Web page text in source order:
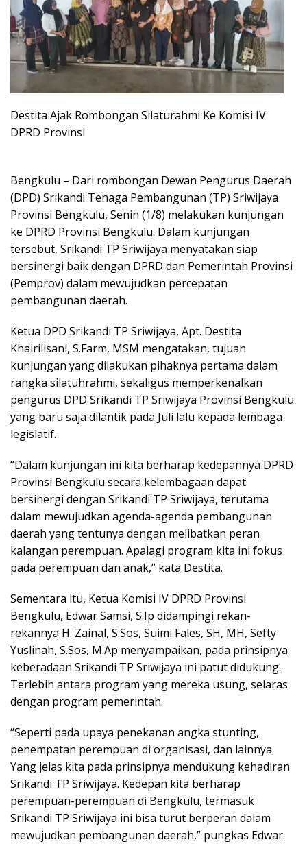
Destita Ajak Rombongan Silaturahmi Ke Komisi IV
DPRD Provinsi
Bengkulu – Dari rombongan Dewan Pengurus Daerah
(DPD) Srikandi Tenaga Pembangunan (TP) Sriwijaya
Provinsi Bengkulu, Senin (1/8) melakukan kunjungan
ke DPRD Provinsi Bengkulu. Dalam kunjungan
tersebut, Srikandi TP Sriwijaya menyatakan siap
bersinergi baik dengan DPRD dan Pemerintah Provinsi
(Pemprov) dalam mewujudkan percepatan
pembangunan daerah.
Ketua DPD Srikandi TP Sriwijaya, Apt. Destita
Khairilisani, S.Farm, MSM mengatakan, tujuan
kunjungan yang dilakukan pihaknya pertama dalam
rangka silatuhrahmi, sekaligus memperkenalkan
pengurus DPD Srikandi TP Sriwijaya Provinsi Bengkulu
yang baru saja dilantik pada Juli lalu kepada lembaga
legislatif.
“Dalam kunjungan ini kita berharap kedepannya DPRD
Provinsi Bengkulu secara kelembagaan dapat
bersinergi dengan Srikandi TP Sriwijaya, terutama
dalam mewujudkan agenda-agenda pembangunan
daerah yang tentunya dengan melibatkan peran
kalangan perempuan. Apalagi program kita ini fokus
pada perempuan dan anak,” kata Destita.
Sementara itu, Ketua Komisi IV DPRD Provinsi
Bengkulu, Edwar Samsi, S.Ip didampingi rekan-
rekannya H. Zainal, S.Sos, Suimi Fales, SH, MH, Sefty
Yuslinah, S.Sos, M.Ap menyampaikan, pada prinsipnya
keberadaan Srikandi TP Sriwijaya ini patut didukung.
Terlebih antara program yang mereka usung, selaras
dengan program pemerintah.
“Seperti pada upaya penekanan angka stunting,
penempatan perempuan di organisasi, dan lainnya.
Yang jelas kita pada prinsipnya mendukung kehadiran
Srikandi TP Sriwijaya. Kedepan kita berharap
perempuan-perempuan di Bengkulu, termasuk
Srikandi TP Sriwijaya ini bisa turut berperan dalam
mewujudkan pembangunan daerah,” pungkas Edwar.